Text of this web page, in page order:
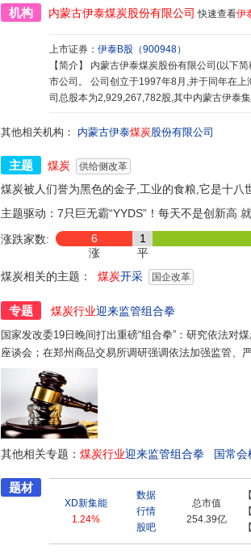
机构 内蒙古伊泰煤炭股份有限公司 快速查看伊
上市证券： 伊泰B股 （900948）
【简介】
市公司。 公司创立于1997年8月,并于同年在上海证券交易所上市,股票简称“伊泰B股”(股票代码900948)。目前公
司总股本为2,929,267,782股,其中内蒙古伊泰
司是以煤炭生产、运输、销售为基础,集铁路与煤化工为一体的
业50强首位,被国务院列为全国规划建设的14
煤矿采区回采率平均达到80%以上,采掘机械
水平。公司所生产经营的煤炭具有中高发热值
输网络及配套的煤炭发运基础设施。为突破
系,并通过自建和参股的形式积极推进配套铁
有3条:准东铁路、呼准铁路、酸刺沟煤矿铁路
矿区的150公里矿区公路。多年来,公司不断加
公司及周边煤炭外运创造了良好的条件。公司
界领先的煤间接液化制油技术为依托,在内蒙、
泰”两个项目均入选了国家“十三五”规划煤炭
和建设,加快产业转型升级步伐,致力于成为未
生存保障,更是员工的最大福利。公司党委历
引,以“两个宁可”、“两个授权”等伊泰安全文化
法律法规和公司的各项安全规章制度。公司一
必须要“保一方平安”,这是公司对社会的责任,
安的安全管理体系,扎实推进公司安全治理体
持“产品零缺陷,满意百分百”的经营理念,诚信
过了GB/T19001/ISO9001质量管理体系。公
其他相关机构： 内蒙古伊泰煤炭股份有限公司
主题 煤炭 供给侧改革
煤炭被人们誉为黑色的金子,工业的食粮,它是十
主题驱动： 7只巨无霸“YYDS”！每天不是创新高
涨跌家数:
6
1
涨
平
煤炭相关的主题： 煤炭开采 国企改革
专题 煤炭行业迎来监管组合拳
国家发改委19日晚间打出重磅“组合拳”：研究依法对
座谈会；在郑州商品交易所调研强调依法加强监管、
其他相关专题： 煤炭行业迎来监管组合拳 国常会
题材
XD新集能
1.24%
数据
行情
股吧
总市值
254.39亿